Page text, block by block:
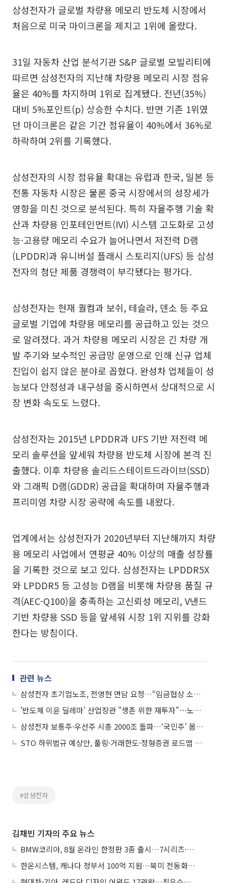
삼성전자가 글로벌 차량용 메모리 반도체 시장에서
처음으로 미국 마이크론을 제치고 1위에 올랐다.
31일 자동차 산업 분석기관 S&P 글로벌 모빌리티에
따르면 삼성전자의 지난해 차량용 메모리 시장 점유
율은 40%를 차지하며 1위로 집계됐다. 전년(35%)
대비 5%포인트(p) 상승한 수치다. 반면 기존 1위였
던 마이크론은 같은 기간 점유율이 40%에서 36%로
하락하며 2위를 기록했다.
삼성전자의 시장 점유율 확대는 유럽과 한국, 일본 등
전통 자동차 시장은 물론 중국 시장에서의 성장세가
영향을 미친 것으로 분석된다. 특히 자율주행 기술 확
산과 차량용 인포테인먼트(IVI) 시스템 고도화로 고성
능·고용량 메모리 수요가 늘어나면서 저전력 D램
(LPDDR)과 유니버설 플래시 스토리지(UFS) 등 삼성
전자의 첨단 제품 경쟁력이 부각됐다는 평가다.
삼성전자는 현재 퀄컴과 보쉬, 테슬라, 덴소 등 주요
글로벌 기업에 차량용 메모리를 공급하고 있는 것으
로 알려졌다. 과거 차량용 메모리 시장은 긴 차량 개
발 주기와 보수적인 공급망 운영으로 인해 신규 업체
진입이 쉽지 않은 분야로 꼽혔다. 완성차 업체들이 성
능보다 안정성과 내구성을 중시하면서 상대적으로 시
장 변화 속도도 느렸다.
삼성전자는 2015년 LPDDR과 UFS 기반 저전력 메
모리 솔루션을 앞세워 차량용 반도체 시장에 본격 진
출했다. 이후 차량용 솔리드스테이트드라이브(SSD)
와 그래픽 D램(GDDR) 공급을 확대하며 자율주행과
프리미엄 차량 시장 공략에 속도를 내왔다.
업계에서는 삼성전자가 2020년부터 지난해까지 차량
용 메모리 사업에서 연평균 40% 이상의 매출 성장률
을 기록한 것으로 보고 있다. 삼성전자는 LPDDR5X
와 LPDDR5 등 고성능 D램을 비롯해 차량용 품질 규
격(AEC-Q100)을 충족하는 고신뢰성 메모리, V낸드
기반 차량용 SSD 등을 앞세워 시장 1위 지위를 강화
한다는 방침이다.
관련 뉴스
삼성전자 초기업노조, 전영현 면담 요청…“임금협상 소외 직원 사기 진작 논의”
'반도체 이윤 딜레마' 산업장관 "생존 위한 재투자"⋯노동장관 "원하청 분배"
삼성전자 보통주·우선주 시총 2000조 돌파…‘국민주’ 몸값 새 역사
STO 하위법규 예상안, 풀링·거래한도·정형증권 로드맵 제시
#삼성전자
김채빈 기자의 주요 뉴스
BMW코리아, 8월 온라인 한정판 3종 출시…7시리즈·X7·M340i 투어링
한온시스템, 캐나다 정부서 100억 지원…북미 전동화 시장 가속